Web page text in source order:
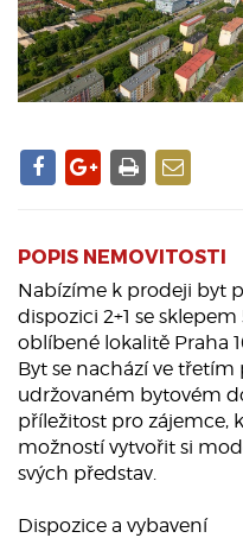
POPIS NEMOVITOSTI
Nabízíme k prodeji byt
dispozici 2+1 se
oblíbené lokalitě Praha
Byt se nachází ve třetím
udržovaném bytovém
příležitost pro zájemce,
možností vytvořit si
svých představ.
Dispozice a vybavení